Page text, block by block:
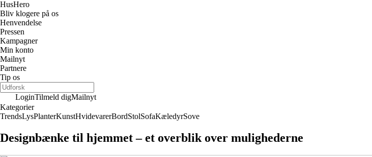
HusHero
Bliv klogere på os
Henvendelse
Pressen
Kampagner
Min konto
Mailnyt
Partnere
Tip os
LoginTilmeld digMailnyt
Kategorier
TrendsLysPlanterKunstHvidevarerBordStolSofaKæledyrSove
Designbænke til hjemmet – et overblik over mulighederne